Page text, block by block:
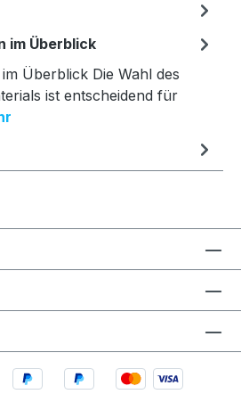
im Überblick
Überblick Die Wahl des
ist entscheidend für